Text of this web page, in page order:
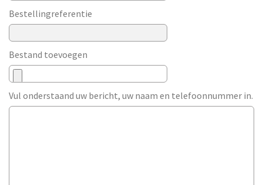
Bestellingreferentie
Bestand toevoegen
Vul onderstaand uw bericht, uw naam en telefoonnummer in.